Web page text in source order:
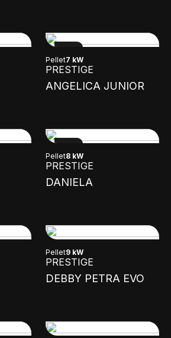
Pellet7 kW
PRESTIGE
ANGELICA JUNIOR
Pellet8 kW
PRESTIGE
DANIELA
Pellet9 kW
PRESTIGE
DEBBY PETRA EVO